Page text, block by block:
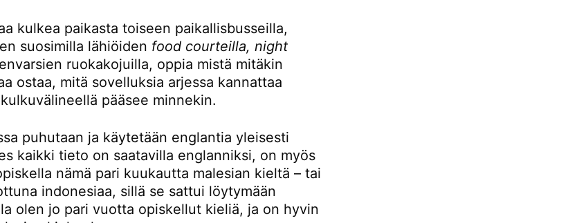
kulkea paikasta toiseen paikallisbusseilla,
suosimilla lähiöiden food courteilla, night
ruokakojuilla, oppia mistä mitäkin
ostaa, mitä sovelluksia arjessa kannattaa
pääsee minnekin.
puhutaan ja käytetään englantia yleisesti
kaikki tieto on saatavilla englanniksi, on myös
nämä pari kuukautta malesian kieltä – tai
indonesiaa, sillä se sattui löytymään
olen jo pari vuotta opiskellut kieliä, ja on hyvin